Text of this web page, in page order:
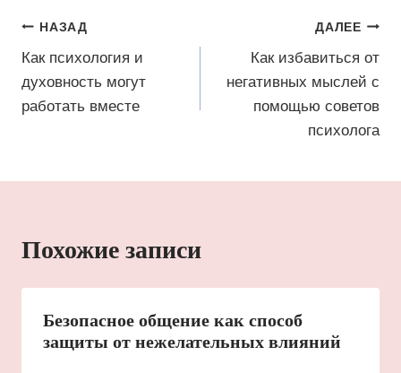
Навигация
по
записям
НАЗАД
Как психология и
духовность могут
работать вместе
ДАЛЕЕ
Как избавиться от
негативных мыслей с
помощью советов
психолога
Похожие записи
Безопасное общение как способ
защиты от нежелательных влияний